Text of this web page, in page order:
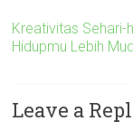
Kreativitas Sehari-
Hidupmu Lebih
Leave a